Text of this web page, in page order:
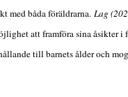
med båda föräldrarna. Lag
att framföra sina åsikter i
till barnets ålder och